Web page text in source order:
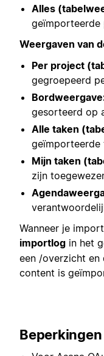
Alles
geïmporteerde
Weergaven van
Per project
gegroepeerd
gesorteerd op
Alle taken
geïmporteerde
Mijn taken
zijn
Wanneer je
importlog in het
een /overzicht en
content is
Beperkingen